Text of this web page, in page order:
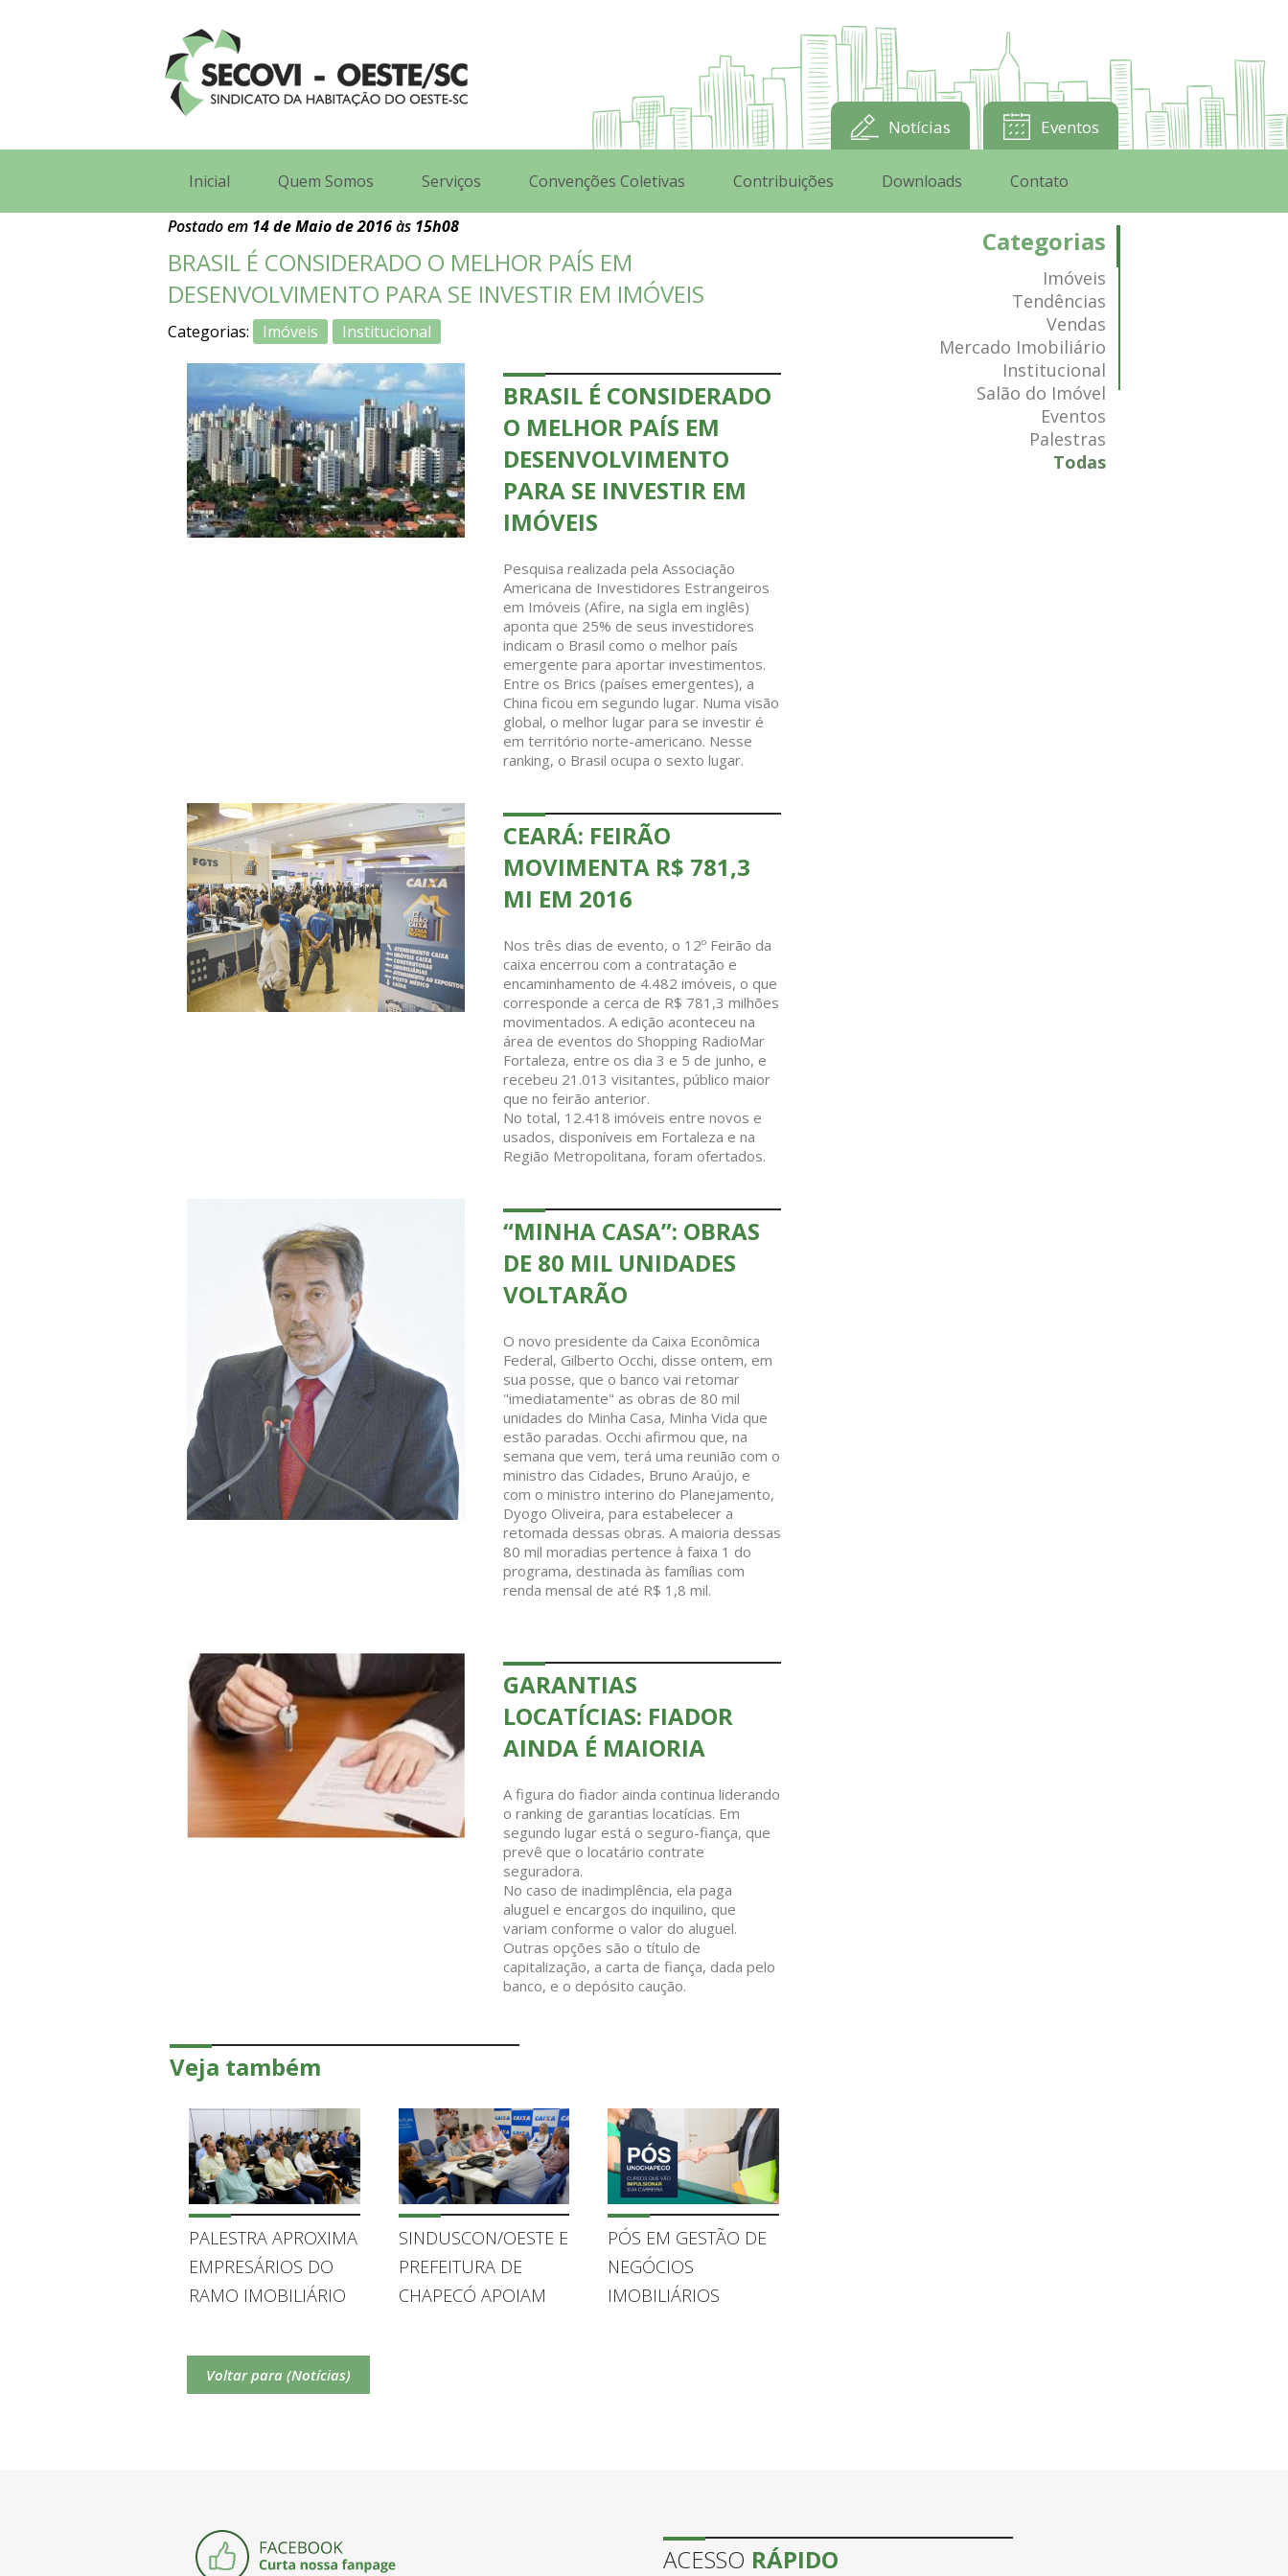
Notícias Eventos
Inicial Quem Somos Serviços Convenções Coletivas Contribuições Downloads Contato
Postado em 14 de Maio de 2016às 15h08
BRASIL É CONSIDERADO O MELHOR PAÍS EM
DESENVOLVIMENTO PARA SE INVESTIR EM IMÓVEIS
Imóveis Institucional
BRASIL É CONSIDERADO
O MELHOR PAÍS EM
DESENVOLVIMENTO
PARA SE INVESTIR EM
IMÓVEIS
Pesquisa realizada pela Associação
Americana de Investidores Estrangeiros
em Imóveis (Afire, na sigla em inglês)
aponta que 25% de seus investidores
indicam o Brasil como o melhor país
emergente para aportar investimentos.
Entre os Brics (países emergentes), a
China ficou em segundo lugar. Numa visão
global, o melhor lugar para se investir é
em território norte-americano. Nesse
ranking, o Brasil ocupa o sexto lugar.
CEARÁ: FEIRÃO
MOVIMENTA R$ 781,3
MI EM 2016
Nos três dias de evento, o 12º Feirão da
caixa encerrou com a contratação e
encaminhamento de 4.482 imóveis, o que
corresponde a cerca de R$ 781,3 milhões
movimentados. A edição aconteceu na
área de eventos do Shopping RadioMar
Fortaleza, entre os dia 3 e 5 de junho, e
recebeu 21.013 visitantes, público maior
que no feirão anterior.
No total, 12.418 imóveis entre novos e
usados, disponíveis em Fortaleza e na
Região Metropolitana, foram ofertados.
“MINHA CASA”: OBRAS
DE 80 MIL UNIDADES
VOLTARÃO
O novo presidente da Caixa Econômica
Federal, Gilberto Occhi, disse ontem, em
sua posse, que o banco vai retomar
"imediatamente" as obras de 80 mil
unidades do Minha Casa, Minha Vida que
estão paradas. Occhi afirmou que, na
semana que vem, terá uma reunião com o
ministro das Cidades, Bruno Araújo, e
com o ministro interino do Planejamento,
Dyogo Oliveira, para estabelecer a
retomada dessas obras. A maioria dessas
80 mil moradias pertence à faixa 1 do
programa, destinada às famílias com
renda mensal de até R$ 1,8 mil.
GARANTIAS
LOCATÍCIAS: FIADOR
AINDA É MAIORIA
A figura do fiador ainda continua liderando
o ranking de garantias locatícias. Em
segundo lugar está o seguro-fiança, que
prevê que o locatário contrate
seguradora.
No caso de inadimplência, ela paga
aluguel e encargos do inquilino, que
variam conforme o valor do aluguel.
Outras opções são o título de
capitalização, a carta de fiança, dada pelo
banco, e o depósito caução.
Veja também
PALESTRA APROXIMA
EMPRESÁRIOS DO
RAMO IMOBILIÁRIO
DIGITAL
SINDUSCON/OESTE E
PREFEITURA DE
CHAPECÓ APOIAM
PÓS EM GESTÃO DE
NEGÓCIOS
IMOBILIÁRIOS
Voltar para (Notícias)
Categorias
Imóveis
Tendências
Vendas
Mercado Imobiliário
Institucional
Salão do Imóvel
Eventos
Palestras
Todas
ACESSO RÁPIDO